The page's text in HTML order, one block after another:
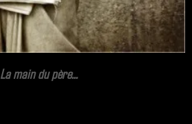
La main du père...